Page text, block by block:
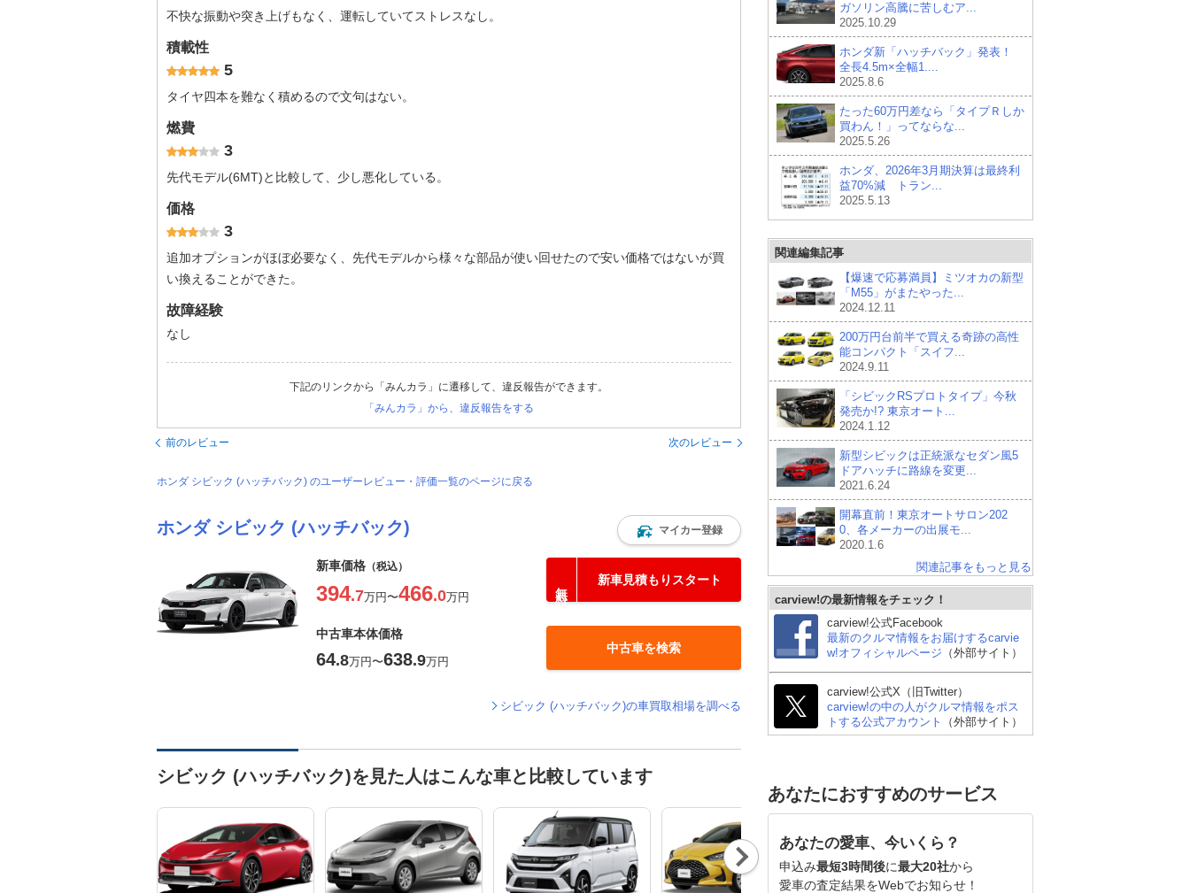
不快な振動や突き上げもなく、運転していてストレスなし。
積載性
5
タイヤ四本を難なく積めるので文句はない。
燃費
3
先代モデル(6MT)と比較して、少し悪化している。
価格
3
追加オプションがほぼ必要なく、先代モデルから様々な部品が使い回せたので安い価格ではないが買
い換えることができた。
故障経験
なし
下記のリンクから「みんカラ」に遷移して、違反報告ができます。
「みんカラ」から、違反報告をする
前のレビュー 次のレビュー
ホンダ シビック (ハッチバック) のユーザーレビュー・評価一覧のページに戻る
ホンダ シビック (ハッチバック) マイカー登録
新車価格 （税込）
394.7万円〜466.0万円
新車見積もりスタート
中古車本体価格
64.8万円〜638.9万円
中古車を検索
シビック (ハッチバック)の車買取相場を調べる
シビック (ハッチバック)を見た人はこんな車と比較しています
Nex
t
ガソリン高騰に苦しむア...
2025.10.29
ホンダ新「ハッチバック」発表！
全長4.5m×全幅1....
2025.8.6
たった60万円差なら「タイプＲしか
買わん！」ってならな...
2025.5.26
ホンダ、2026年3月期決算は最終利
益70%減 トラン...
2025.5.13
関連編集記事
【爆速で応募満員】ミツオカの新型
「M55」がまたやった...
2024.12.11
200万円台前半で買える奇跡の高性
能コンパクト「スイフ...
2024.9.11
「シビックRSプロトタイプ」今秋
発売か!? 東京オート...
2024.1.12
新型シビックは正統派なセダン風5
ドアハッチに路線を変更...
2021.6.24
開幕直前！東京オートサロン202
0、各メーカーの出展モ...
2020.1.6
関連記事をもっと見る
carview!の最新情報をチェック！
carview!公式Facebook
最新のクルマ情報をお届けするcarvie
w!オフィシャルページ （外部サイト）
carview!公式X（旧Twitter）
carview!の中の人がクルマ情報をポス
トする公式アカウント
（外部サイト）
あなたにおすすめのサービス
あなたの愛車、今いくら？
申込み最短3時間後に最大20社から
愛車の査定結果をWebでお知らせ！